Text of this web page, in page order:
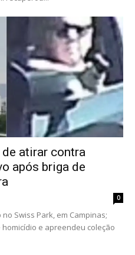
atirar contra
após briga de
0
Swiss Park, em Campinas;
e apreendeu coleção